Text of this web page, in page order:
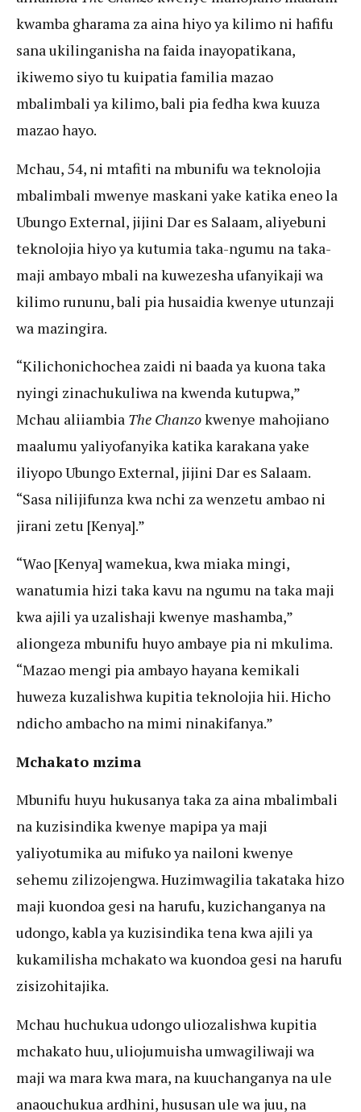
kwamba gharama za aina hiyo ya kilimo ni hafifu
sana ukilinganisha na faida inayopatikana,
ikiwemo siyo tu kuipatia familia mazao
mbalimbali ya kilimo, bali pia fedha kwa kuuza
mazao hayo.
Mchau, 54, ni mtafiti na mbunifu wa teknolojia
mbalimbali mwenye maskani yake katika eneo la
Ubungo External, jijini Dar es Salaam, aliyebuni
teknolojia hiyo ya kutumia taka-ngumu na taka-
maji ambayo mbali na kuwezesha ufanyikaji wa
kilimo rununu, bali pia husaidia kwenye utunzaji
wa mazingira.
“Kilichonichochea zaidi ni baada ya kuona taka
nyingi zinachukuliwa na kwenda kutupwa,”
Mchau aliiambia The Chanzokwenye mahojiano
maalumu yaliyofanyika katika karakana yake
iliyopo Ubungo External, jijini Dar es Salaam.
“Sasa nilijifunza kwa nchi za wenzetu ambao ni
jirani zetu [Kenya].”
“Wao [Kenya] wamekua, kwa miaka mingi,
wanatumia hizi taka kavu na ngumu na taka maji
kwa ajili ya uzalishaji kwenye mashamba,”
aliongeza mbunifu huyo ambaye pia ni mkulima.
“Mazao mengi pia ambayo hayana kemikali
huweza kuzalishwa kupitia teknolojia hii. Hicho
ndicho ambacho na mimi ninakifanya.”
Mchakato mzima
Mbunifu huyu hukusanya taka za aina mbalimbali
na kuzisindika kwenye mapipa ya maji
yaliyotumika au mifuko ya nailoni kwenye
sehemu zilizojengwa. Huzimwagilia takataka hizo
maji kuondoa gesi na harufu, kuzichanganya na
udongo, kabla ya kuzisindika tena kwa ajili ya
kukamilisha mchakato wa kuondoa gesi na harufu
zisizohitajika.
Mchau huchukua udongo uliozalishwa kupitia
mchakato huu, uliojumuisha umwagiliwaji wa
maji wa mara kwa mara, na kuuchanganya na ule
anaouchukua ardhini, hususan ule wa juu, na